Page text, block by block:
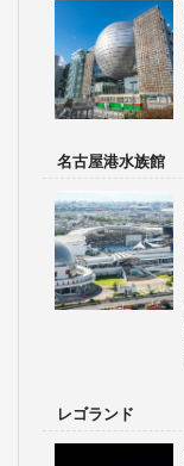
名古屋港水族館
レゴランド